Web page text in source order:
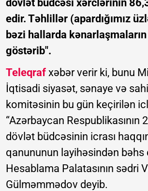
dövlət büdcəsi xərclərinin
edir. Təhlillər (apardığımız
bəzi hallarda
göstərib".
Teleqraf xəbər verir ki, bunu
İqtisadi siyasət, sənaye və
komitəsinin bu gün keçirilən
“Azərbaycan Respublikasının
dövlət büdcəsinin icrası
qanununun layihəsindən bəhs
Hesablama Palatasının sədri
Gülməmmədov deyib.